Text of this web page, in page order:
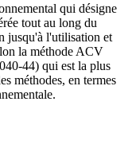
qui désigne
tout au long du
jusqu'à l'utilisation et
la méthode ACV
44) qui est la plus
méthodes, en termes